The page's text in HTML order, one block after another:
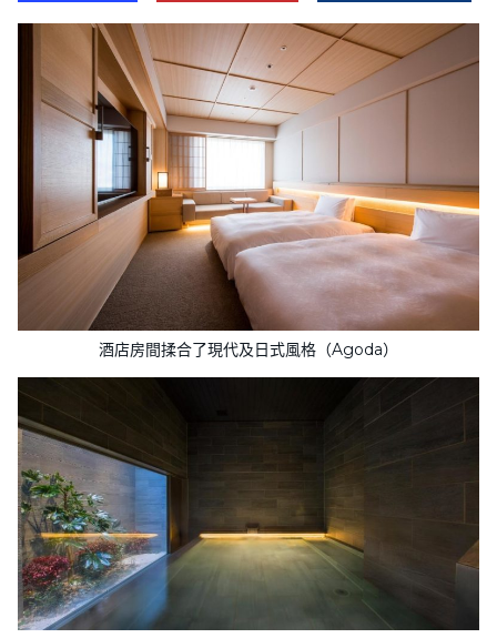
酒店房間揉合了現代及日式風格（Agoda）